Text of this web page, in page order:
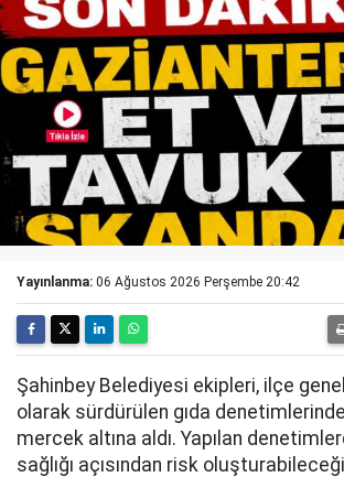
Yayınlanma: 06 Ağustos 2026 Perşembe 20:42
Şahinbey Belediyesi ekipleri, ilçe
olarak sürdürülen gıda
mercek altına aldı. Yapılan
sağlığı açısından risk